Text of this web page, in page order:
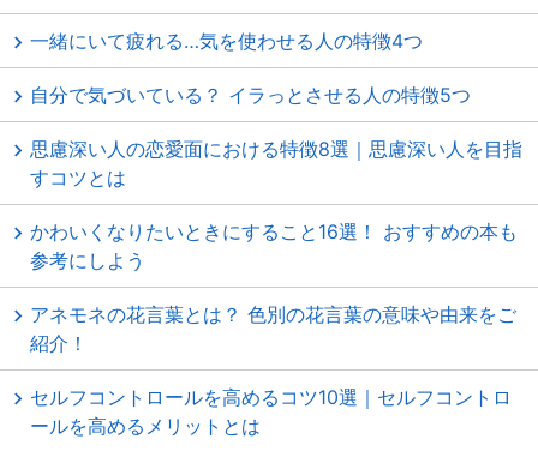
一緒にいて疲れる…気を使わせる人の特徴4つ
自分で気づいている？ イラっとさせる人の特徴5つ
思慮深い人の恋愛面における特徴8選｜思慮深い人を目指
すコツとは
かわいくなりたいときにすること16選！ おすすめの本も
参考にしよう
アネモネの花言葉とは？ 色別の花言葉の意味や由来をご
紹介！
セルフコントロールを高めるコツ10選｜セルフコントロ
ールを高めるメリットとは